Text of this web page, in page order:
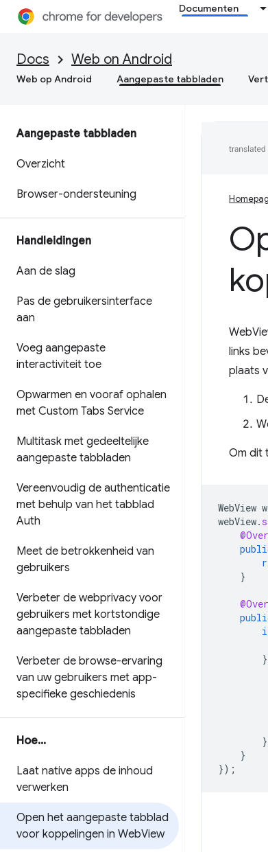
Documenten
Docs Web on Android
Web op Android Aangepaste tabbladen
Aangepaste tabbladen
Overzicht
Browser-ondersteuning
Handleidingen
Aan de slag
Pas de gebruikersinterface
aan
Voeg aangepaste
interactiviteit toe
Opwarmen en vooraf ophalen
met Custom Tabs Service
Multitask met gedeeltelijke
aangepaste tabbladen
Vereenvoudig de authenticatie
met behulp van het tabblad
Auth
Meet de betrokkenheid van
gebruikers
Verbeter de webprivacy voor
gebruikers met kortstondige
aangepaste tabbladen
Verbeter de browse-ervaring
van uw gebruikers met app-
specifieke geschiedenis
Hoe...
Laat native apps de inhoud
verwerken
Open het aangepaste tabblad
voor koppelingen in WebView
links
plaats
Om dit
WebView
webView.
}
}
}
}
});